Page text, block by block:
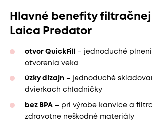
Hlavné benefity
Laica Predator
otvor QuickFill
– jednoduché
otvorenia veka
úzky dizajn – jednoduché
dvierkach chladničky
bez BPA – pri výrobe kanvice a
zdravotne neškodné materiály